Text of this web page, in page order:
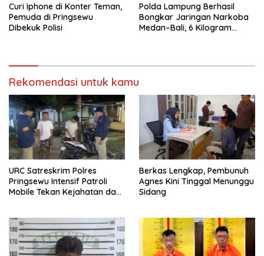
Curi Iphone di Konter Teman,
Pemuda di Pringsewu
Dibekuk Polisi
Polda Lampung Berhasil
Bongkar Jaringan Narkoba
Medan–Bali, 6 Kilogram
Rekomendasi untuk kamu
URC Satreskrim Polres
Pringsewu Intensif Patroli
Mobile Tekan Kejahatan dan
Berkas Lengkap, Pembunuh
Agnes Kini Tinggal Menunggu
Sidang